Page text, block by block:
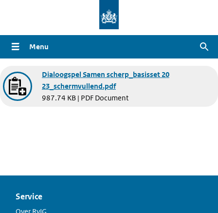
naar
de
gaan
Menu
Document
Dialoogspel Samen scherp_basisset 20
23_schermvullend.pdf
987.74 KB | PDF Document
Service